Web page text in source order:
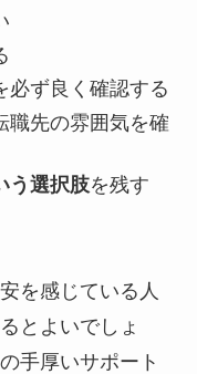
必ず良く確認する
職先の雰囲気を確
う選択肢を残す
を感じている人
とよいでしょ
手厚いサポート